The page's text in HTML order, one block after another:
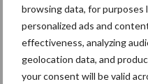
browsing data, for purposes
personalized ads and
effectiveness, analyzing
geolocation data, and
your consent will be valid